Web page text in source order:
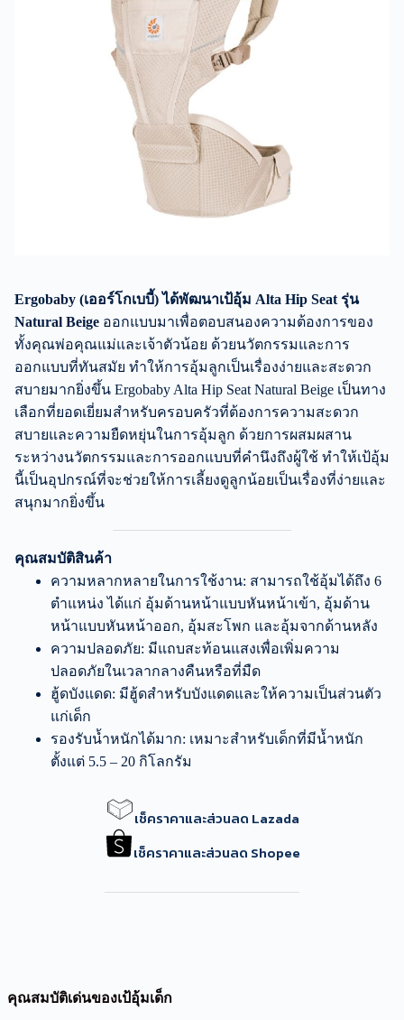
Ergobaby (เออร์โกเบบี้) ได้พัฒนาเป้อุ้ม Alta Hip Seat รุ่น
Natural Beige ออกแบบมาเพื่อตอบสนองความต้องการของ
ทั้งคุณพ่อคุณแม่และเจ้าตัวน้อย ด้วยนวัตกรรมและการ
ออกแบบที่ทันสมัย ทำให้การอุ้มลูกเป็นเรื่องง่ายและสะดวก
สบายมากยิ่งขึ้น Ergobaby Alta Hip Seat Natural Beige เป็นทาง
เลือกที่ยอดเยี่ยมสำหรับครอบครัวที่ต้องการความสะดวก
สบายและความยืดหยุ่นในการอุ้มลูก ด้วยการผสมผสาน
ระหว่างนวัตกรรมและการออกแบบที่คำนึงถึงผู้ใช้ ทำให้เป้อุ้ม
นี้เป็นอุปกรณ์ที่จะช่วยให้การเลี้ยงดูลูกน้อยเป็นเรื่องที่ง่ายและ
สนุกมากยิ่งขึ้น
คุณสมบัติสินค้า
ความหลากหลายในการใช้งาน: สามารถใช้อุ้มได้ถึง 6
ตำแหน่ง ได้แก่ อุ้มด้านหน้าแบบหันหน้าเข้า, อุ้มด้าน
หน้าแบบหันหน้าออก, อุ้มสะโพก และอุ้มจากด้านหลัง
ความปลอดภัย: มีแถบสะท้อนแสงเพื่อเพิ่มความ
ปลอดภัยในเวลากลางคืนหรือที่มืด
ฮู้ดบังแดด: มีฮู้ดสำหรับบังแดดและให้ความเป็นส่วนตัว
แก่เด็ก
รองรับน้ำหนักได้มาก: เหมาะสำหรับเด็กที่มีน้ำหนัก
ตั้งแต่ 5.5 – 20 กิโลกรัม
เช็คราคาและส่วนลด Lazada
เช็คราคาและส่วนลด Shopee
คุณสมบัติเด่นของเป้อุ้มเด็ก